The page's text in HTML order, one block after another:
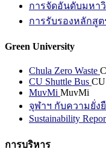
การจัดอันดับมหา
การรับรองหลักสูต
Green University
Chula Zero Waste
CU Shuttle Bus
MuvMi MuvMi
จุฬาฯ กับความยั่ง
Sustainability
การบริหาร